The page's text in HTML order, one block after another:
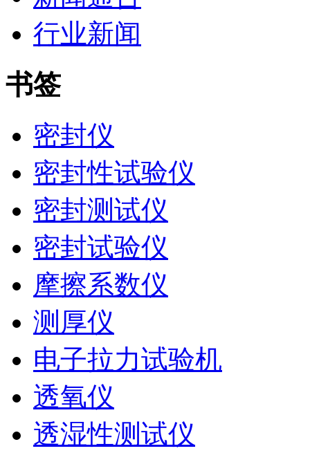
行业新闻
书签
密封仪
密封性试验仪
密封测试仪
密封试验仪
摩擦系数仪
测厚仪
电子拉力试验机
透氧仪
透湿性测试仪